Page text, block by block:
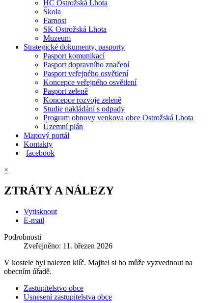
HC Ostrožská Lhota
Škola
Farnost
SK Ostrožská Lhota
Muzeum
Strategické dokumenty, pasporty
Pasport komunikací
Pasport dopravního značení
Pasport veřejného osvětlení
Koncepce veřejného osvětlení
Pasport zeleně
Koncepce rozvoje zeleně
Studie nakládání s odpady
Program obnovy venkova obce Ostrožská Lhota
Územní plán
Mapový portál
Kontakty
facebook
×
ZTRÁTY A NÁLEZY
Vytisknout
E-mail
Podrobnosti
Zveřejněno: 11. březen 2026
V kostele byl nalezen klíč. Majitel si ho může vyzvednout na
obecním úřadě.
Zastupitelstvo obce
Usnesení zastupitelstva obce